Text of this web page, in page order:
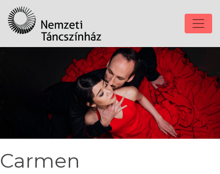
Carmen